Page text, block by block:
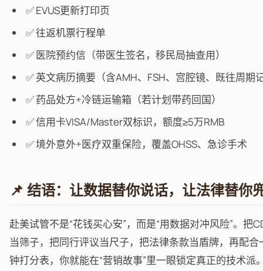
✅ EVUS更新打印页
✅ 往返机票行程单
✅ 医院预约信（带医生签名，移民局抽查用）
✅ 英文病历摘要（含AMH、FSH、宫腔镜、既往周期
✅ 药品处方+冷链运输箱（若计划带药回国）
✅ 信用卡VISA/Master双标识，额度≥5万RMB
✅ 境外意外+医疗双重保险，覆盖OHSS、急诊手术
📌 结语：让数据替你说话，让法律替你
赴美试管不是“花钱买心安”，而是“用数据对冲风险”。把
当筛子，把同行评议当尺子，把法律条款当盾牌，再配合
钟打分表，你就能在“营销故事”里一眼锁定真正的技术派